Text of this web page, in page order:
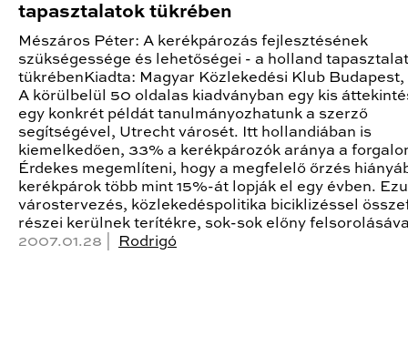
tapasztalatok tükrében
Mészáros Péter: A kerékpározás fejlesztésének
szükségessége és lehetőségei - a holland
tükrébenKiadta: Magyar Közlekedési Klub
A körülbelül 50 oldalas kiadványban egy kis
egy konkrét példát tanulmányozhatunk a szerző
segítségével, Utrecht városét. Itt hollandiában is
kiemelkedően, 33% a kerékpározók aránya a
Érdekes megemlíteni, hogy a megfelelő őrzés
kerékpárok több mint 15%-át lopják el egy évben.
várostervezés, közlekedéspolitika biciklizéssel
részei kerülnek terítékre, sok-sok előny
2007.01.28 |
Rodrigó